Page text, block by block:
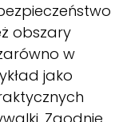
obszary
w
jako